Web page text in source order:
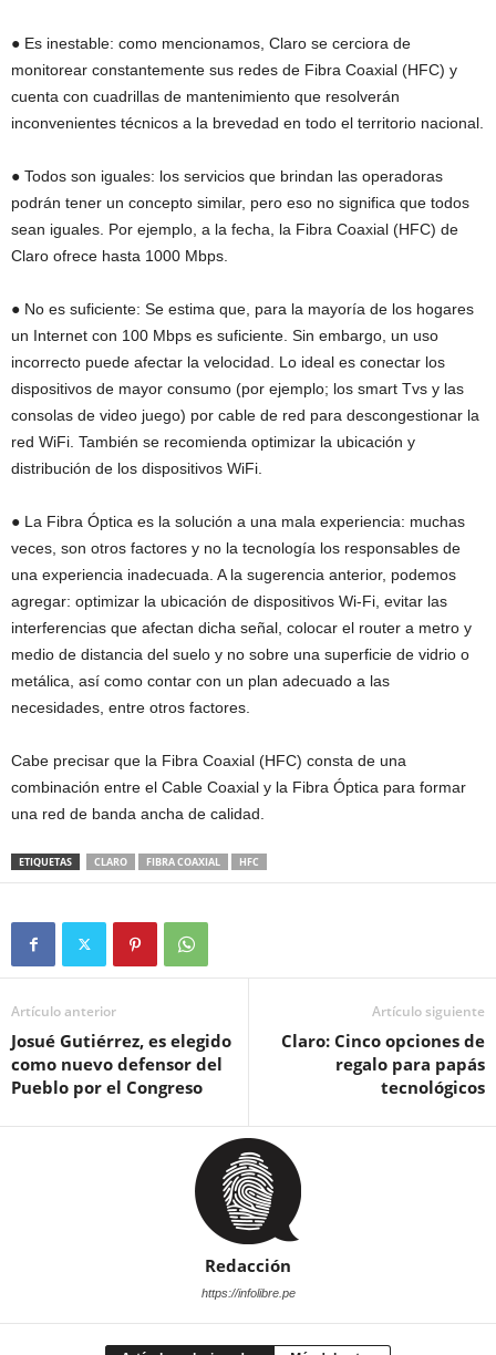
● Es inestable: como mencionamos, Claro se cerciora de
monitorear constantemente sus redes de Fibra Coaxial (HFC) y
cuenta con cuadrillas de mantenimiento que resolverán
inconvenientes técnicos a la brevedad en todo el territorio nacional.
● Todos son iguales: los servicios que brindan las operadoras
podrán tener un concepto similar, pero eso no significa que todos
sean iguales. Por ejemplo, a la fecha, la Fibra Coaxial (HFC) de
Claro ofrece hasta 1000 Mbps.
● No es suficiente: Se estima que, para la mayoría de los hogares
un Internet con 100 Mbps es suficiente. Sin embargo, un uso
incorrecto puede afectar la velocidad. Lo ideal es conectar los
dispositivos de mayor consumo (por ejemplo; los smart Tvs y las
consolas de video juego) por cable de red para descongestionar la
red WiFi. También se recomienda optimizar la ubicación y
distribución de los dispositivos WiFi.
● La Fibra Óptica es la solución a una mala experiencia: muchas
veces, son otros factores y no la tecnología los responsables de
una experiencia inadecuada. A la sugerencia anterior, podemos
agregar: optimizar la ubicación de dispositivos Wi-Fi, evitar las
interferencias que afectan dicha señal, colocar el router a metro y
medio de distancia del suelo y no sobre una superficie de vidrio o
metálica, así como contar con un plan adecuado a las
necesidades, entre otros factores.
Cabe precisar que la Fibra Coaxial (HFC) consta de una
combinación entre el Cable Coaxial y la Fibra Óptica para formar
una red de banda ancha de calidad.
ETIQUETAS CLARO FIBRA COAXIAL HFC
Artículo anterior
Josué Gutiérrez, es elegido
como nuevo defensor del
Pueblo por el Congreso
Artículo siguiente
Claro: Cinco opciones de
regalo para papás
tecnológicos
Redacción
https://infolibre.pe